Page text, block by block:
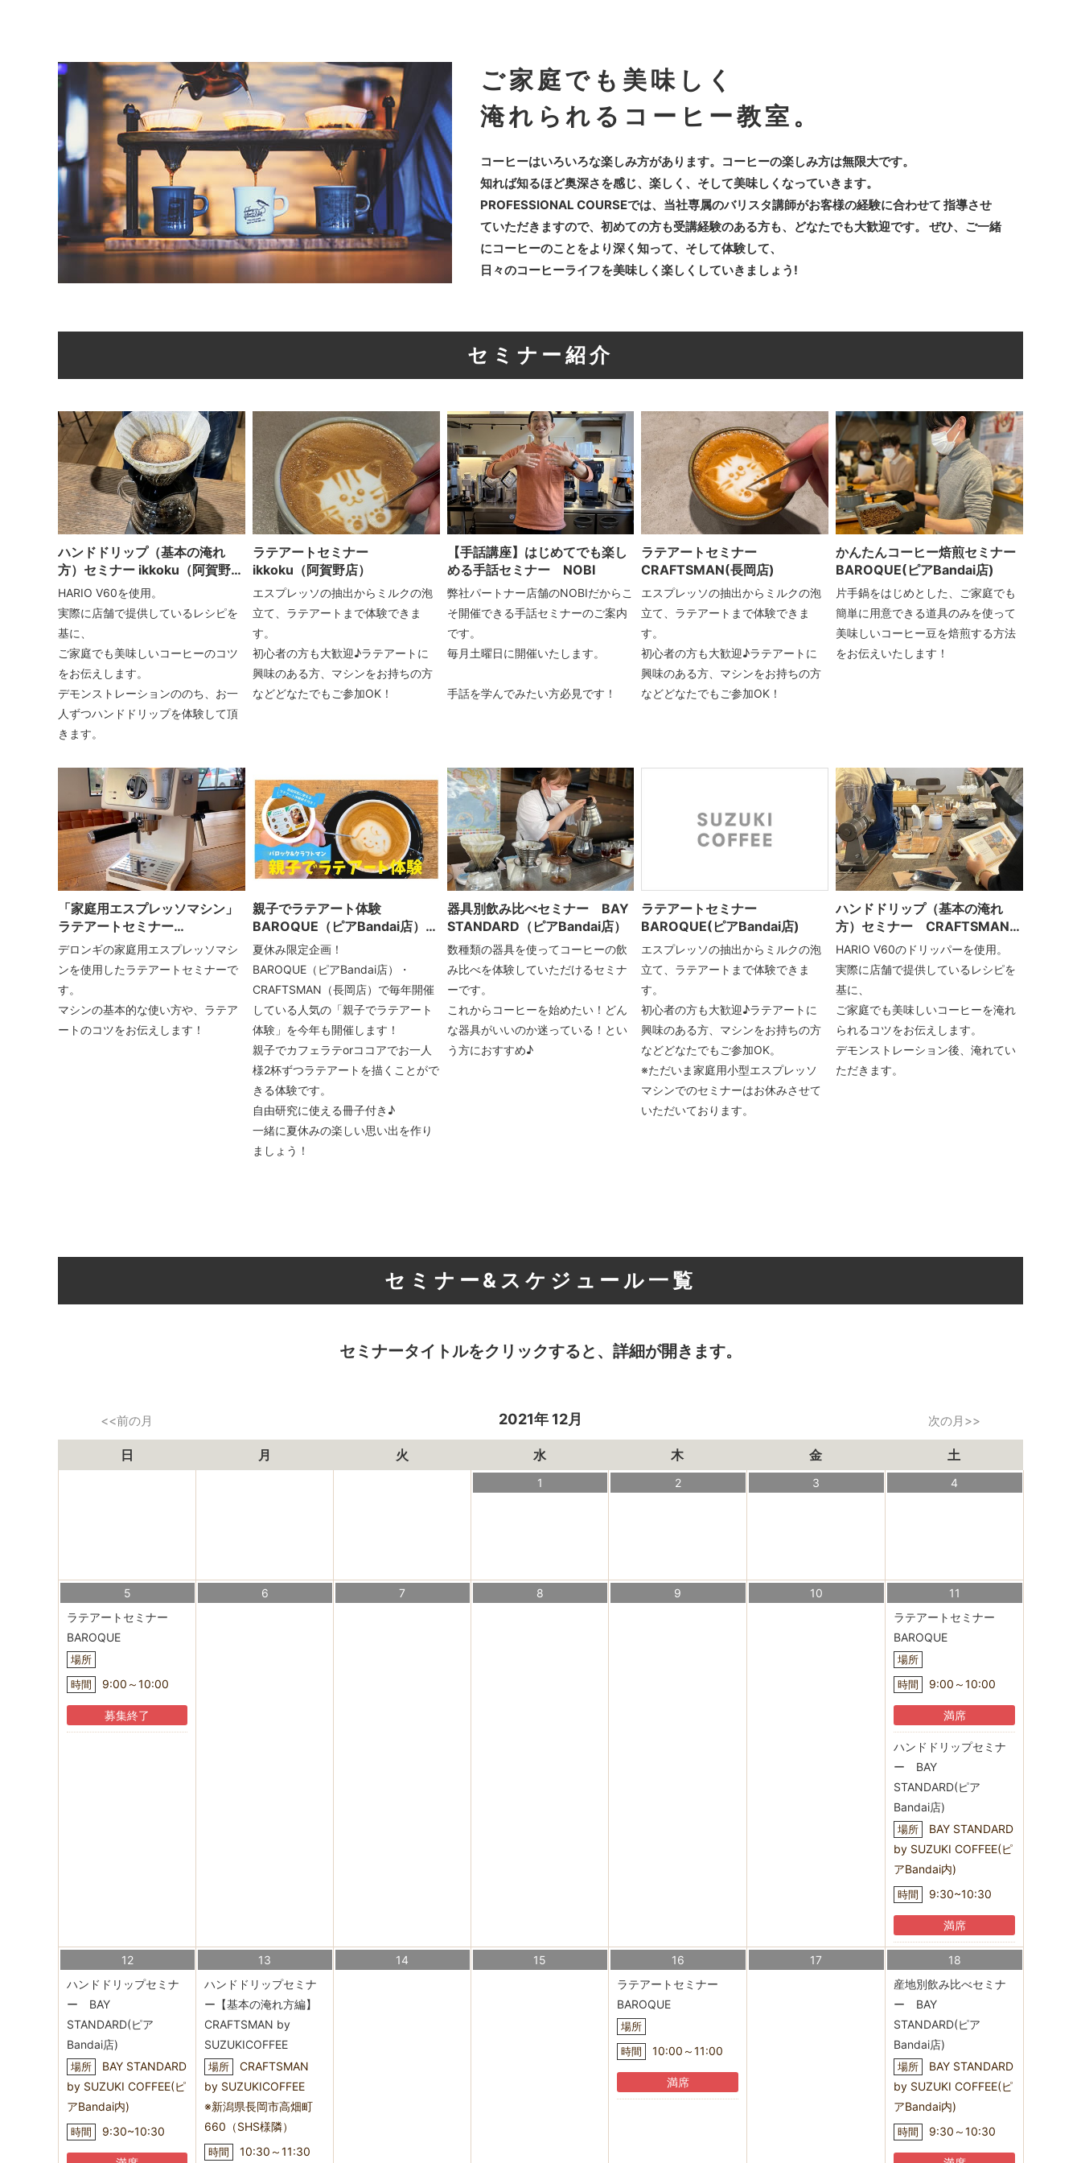
ご家庭でも美味しく
淹れられるコーヒー教室。
コーヒーはいろいろな楽しみ方があります。コーヒーの楽しみ方は無限大です。
知れば知るほど奥深さを感じ、楽しく、そして美味しくなっていきます。
PROFESSIONAL COURSEでは、当社専属のバリスタ講師がお客様の経験に合わせて 指導させ
ていただきますので、初めての方も受講経験のある方も、どなたでも大歓迎です。 ぜひ、ご一緒
にコーヒーのことをより深く知って、そして体験して、
日々のコーヒーライフを美味しく楽しくしていきましょう!
セミナー紹介
ハンドドリップ（基本の淹れ
方）セミナー ikkoku（阿賀野
店）
HARIO V60を使用。
実際に店舗で提供しているレシピを
基に、
ご家庭でも美味しいコーヒーのコツ
をお伝えします。
デモンストレーションののち、お一
人ずつハンドドリップを体験して頂
きます。
ラテアートセミナー
ikkoku（阿賀野店）
エスプレッソの抽出からミルクの泡
立て、ラテアートまで体験できま
す。
初心者の方も大歓迎♪ラテアートに
興味のある方、マシンをお持ちの方
などどなたでもご参加OK！
【手話講座】はじめてでも楽し
める手話セミナー NOBI
弊社パートナー店舗のNOBIだからこ
そ開催できる手話セミナーのご案内
です。
毎月土曜日に開催いたします。
手話を学んでみたい方必見です！
ラテアートセミナー
CRAFTSMAN(長岡店)
エスプレッソの抽出からミルクの泡
立て、ラテアートまで体験できま
す。
初心者の方も大歓迎♪ラテアートに
興味のある方、マシンをお持ちの方
などどなたでもご参加OK！
かんたんコーヒー焙煎セミナー
BAROQUE(ピアBandai店)
片手鍋をはじめとした、ご家庭でも
簡単に用意できる道具のみを使って
美味しいコーヒー豆を焙煎する方法
をお伝えいたします！
「家庭用エスプレッソマシン」
ラテアートセミナー
BAROQUE（ピアBandai店）
デロンギの家庭用エスプレッソマシ
ンを使用したラテアートセミナーで
す。
マシンの基本的な使い方や、ラテア
ートのコツをお伝えします！
親子でラテアート体験
BAROQUE（ピアBandai店）・
CRAFTSMAN（長岡店）
夏休み限定企画！
BAROQUE（ピアBandai店）・
CRAFTSMAN（長岡店）で毎年開催
している人気の「親子でラテアート
体験」を今年も開催します！
親子でカフェラテorココアでお一人
様2杯ずつラテアートを描くことがで
きる体験です。
自由研究に使える冊子付き♪
一緒に夏休みの楽しい思い出を作り
ましょう！
器具別飲み比べセミナー BAY
STANDARD（ピアBandai店）
数種類の器具を使ってコーヒーの飲
み比べを体験していただけるセミナ
ーです。
これからコーヒーを始めたい！どん
な器具がいいのか迷っている！とい
う方におすすめ♪
ラテアートセミナー
BAROQUE(ピアBandai店)
エスプレッソの抽出からミルクの泡
立て、ラテアートまで体験できま
す。
初心者の方も大歓迎♪ラテアートに
興味のある方、マシンをお持ちの方
などどなたでもご参加OK。
※ただいま家庭用小型エスプレッソ
マシンでのセミナーはお休みさせて
いただいております。
ハンドドリップ（基本の淹れ
方）セミナー CRAFTSMAN
by SUZUKICOFFEE
HARIO V60のドリッパーを使用。
実際に店舗で提供しているレシピを
基に、
ご家庭でも美味しいコーヒーを淹れ
られるコツをお伝えします。
デモンストレーション後、淹れてい
ただきます。
セミナー&スケジュール一覧
セミナータイトルをクリックすると、 詳細が開きます。
<<前の月 2021年 12月 次の月>>
日 月 火 水 木 金 土
1 2 3 4
5
ラテアートセミナー
BAROQUE
場所
時間
9:00～10:00
募集終了
6 7 8 9 10
11
ラテアートセミナー
BAROQUE
場所
時間
9:00～10:00
満席
ハンドドリップセミナ
ー BAY
STANDARD(ピア
Bandai店)
場所
BAY STANDARD
by SUZUKI COFFEE(ピ
アBandai内)
時間 9:30~10:30
満席
12
ハンドドリップセミナ
ー BAY
STANDARD(ピア
Bandai店)
場所
BAY STANDARD
by SUZUKI COFFEE(ピ
アBandai内)
時間 9:30~10:30
13
ハンドドリップセミナ
ー【基本の淹れ方編】
CRAFTSMAN by
SUZUKICOFFEE
場所
CRAFTSMAN
by SUZUKICOFFEE
※新潟県長岡市高畑町
660（SHS様隣）
時間 10:30～11:30
14 15
16
ラテアートセミナー
BAROQUE
場所
時間
10:00～11:00
満席
17
18
産地別飲み比べセミナ
ー BAY
STANDARD(ピア
Bandai店)
場所
BAY STANDARD
by SUZUKI COFFEE(ピ
アBandai内)
時間 9:30～10:30